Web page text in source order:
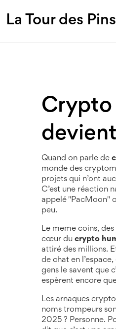
La Tour des
Crypto
Quand on parle de
monde des
projets qui n’ont
C’est une réaction
appelé "PacMoon"
peu.
Le meme coins, des
cœur du crypto
attiré des millions.
de chat en
gens le savent que
espèrent encore
Les arnaques crypto
noms trompeurs
2025 ? Personne.